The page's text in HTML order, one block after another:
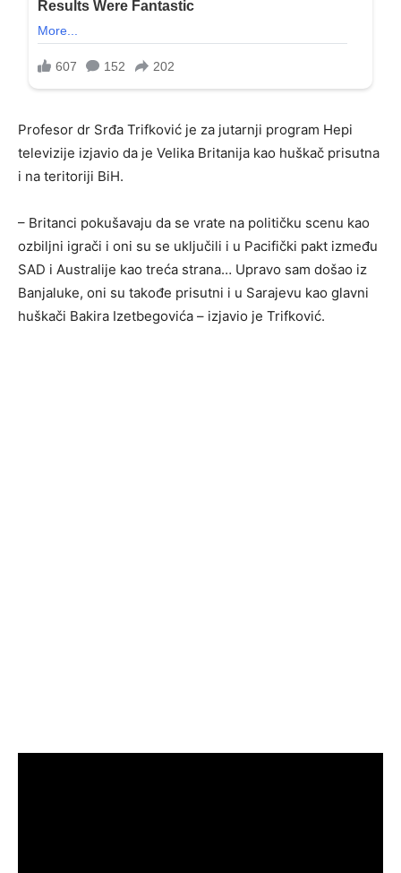
Profesor dr Srđa Trifković je za jutarnji program Hepi
televizije izjavio da je Velika Britanija kao huškač prisutna
i na teritoriji BiH.
– Britanci pokušavaju da se vrate na političku scenu kao
ozbiljni igrači i oni su se uključili i u Pacifički pakt između
SAD i Australije kao treća strana… Upravo sam došao iz
Banjaluke, oni su takođe prisutni i u Sarajevu kao glavni
huškači Bakira Izetbegovića – izjavio je Trifković.